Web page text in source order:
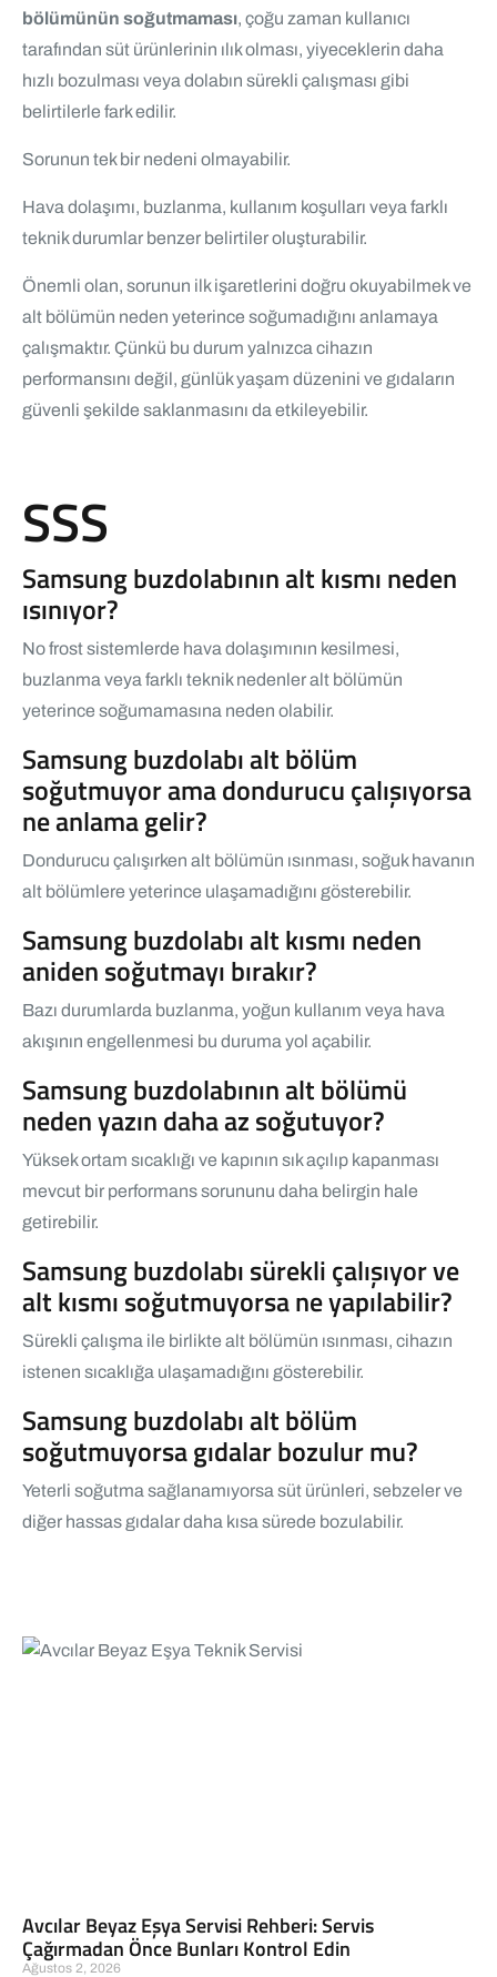
bölümünün soğutmaması, çoğu zaman kullanıcı
tarafından süt ürünlerinin ılık olması, yiyeceklerin daha
hızlı bozulması veya dolabın sürekli çalışması gibi
belirtilerle fark edilir.
Sorunun tek bir nedeni olmayabilir.
Hava dolaşımı, buzlanma, kullanım koşulları veya farklı
teknik durumlar benzer belirtiler oluşturabilir.
Önemli olan, sorunun ilk işaretlerini doğru okuyabilmek ve
alt bölümün neden yeterince soğumadığını anlamaya
çalışmaktır. Çünkü bu durum yalnızca cihazın
performansını değil, günlük yaşam düzenini ve gıdaların
güvenli şekilde saklanmasını da etkileyebilir.
SSS
Samsung buzdolabının alt kısmı neden
ısınıyor?
No frost sistemlerde hava dolaşımının kesilmesi,
buzlanma veya farklı teknik nedenler alt bölümün
yeterince soğumamasına neden olabilir.
Samsung buzdolabı alt bölüm
soğutmuyor ama dondurucu çalışıyorsa
ne anlama gelir?
Dondurucu çalışırken alt bölümün ısınması, soğuk havanın
alt bölümlere yeterince ulaşamadığını gösterebilir.
Samsung buzdolabı alt kısmı neden
aniden soğutmayı bırakır?
Bazı durumlarda buzlanma, yoğun kullanım veya hava
akışının engellenmesi bu duruma yol açabilir.
Samsung buzdolabının alt bölümü
neden yazın daha az soğutuyor?
Yüksek ortam sıcaklığı ve kapının sık açılıp kapanması
mevcut bir performans sorununu daha belirgin hale
getirebilir.
Samsung buzdolabı sürekli çalışıyor ve
alt kısmı soğutmuyorsa ne yapılabilir?
Sürekli çalışma ile birlikte alt bölümün ısınması, cihazın
istenen sıcaklığa ulaşamadığını gösterebilir.
Samsung buzdolabı alt bölüm
soğutmuyorsa gıdalar bozulur mu?
Yeterli soğutma sağlanamıyorsa süt ürünleri, sebzeler ve
diğer hassas gıdalar daha kısa sürede bozulabilir.
Avcılar Beyaz Eşya Servisi Rehberi: Servis
Çağırmadan Önce Bunları Kontrol Edin
Ağustos 2, 2026